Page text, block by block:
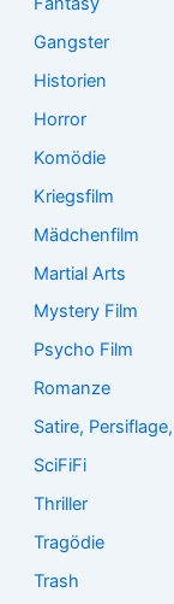
Gangster
Historien
Horror
Komödie
Kriegsfilm
Mädchenfilm
Martial Arts
Mystery Film
Psycho Film
Romanze
Satire,
SciFiFi
Thriller
Tragödie
Trash